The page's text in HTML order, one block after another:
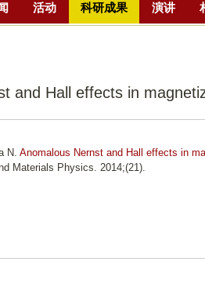
分
活动 科研成果 演讲
and Hall effects in
N. Anomalous Nernst and Hall effects in
Materials Physics. 2014;(21).